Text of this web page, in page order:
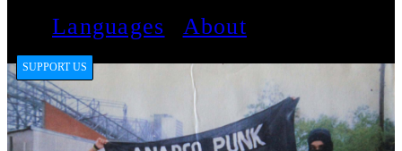
Languages
About
SUPPORT US